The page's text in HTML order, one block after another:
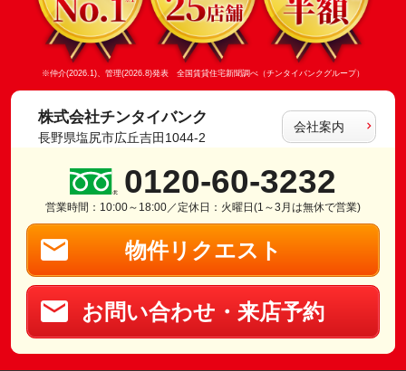
※仲介(2026.1)、管理(2026.8)発表 全国賃貸住宅新聞調べ（チンタイバンクグループ）
株式会社チンタイバンク
長野県塩尻市広丘吉田1044-2
会社案内
0120-60-3232
営業時間：10:00～18:00／定休日：火曜日(1～3月は無休で営業)
物件リクエスト
お問い合わせ・来店予約